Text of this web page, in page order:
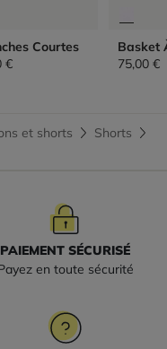
Courtes
€
Basket
75,00 €
et shorts
Shorts
PAIEMENT SÉCURISÉ
en toute sécurité